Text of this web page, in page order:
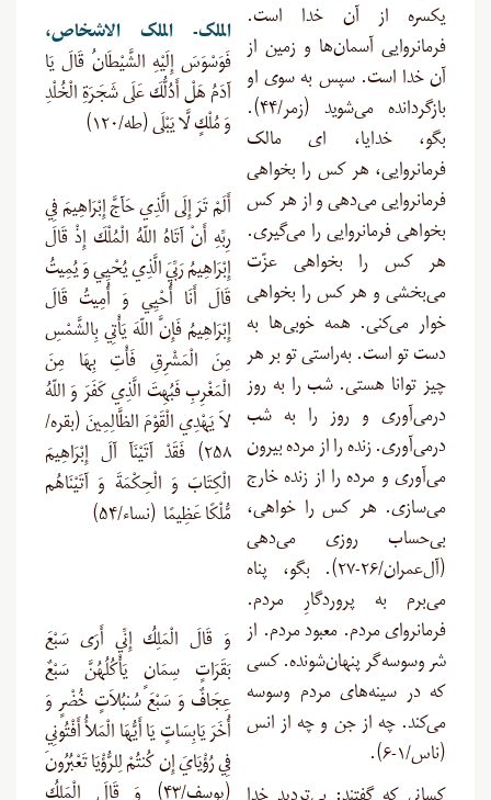
یکسره از آن خدا است.
فرمانروایی آسمان‌ها و زمین از
آن خدا است. سپس به سوی او
بازگردانده می‌شوید (زمر/۴۴).
بگو، خدایا، ای مالک
فرمانروایی، هر کس را بخواهی
فرمانروایی می‌دهی و از هر کس
بخواهی فرمانروایی را می‌گیری.
هر کس را بخواهی عزّت
می‌بخشی و هر کس را بخواهی
خوار می‌کنی. همه خوبی‌ها به
دست تو است. به‌راستی تو بر هر
چیز توانا هستی. شب را به روز
درمی‌آوری و روز را به شب
درمی‌آوری. زنده را از مرده بیرون
می‌آوری و مرده را از زنده خارج
می‌سازی. هر کس را خواهی،
بی‌حساب روزی می‌دهی
(آل‌عمران/۲۶-۲۷). بگو، پناه
می‌برم به پروردگارِ مردم.
فرمانروای مردم. معبود مردم. از
شر وسوسه‌گر پنهان‌شونده. کسی
که در سینه‌های مردم وسوسه
می‌کند. چه از جن و چه از انس
(ناس/۱-۶
).
الملک- الملک الاشخاص،
فَوَسْوَسَ إِلَيْهِ الشَّيْطَانُ قَالَ يَا
آدَمُ هَلْ أَدُلُّكَ عَلَى شَجَرَةِ الْخُلْدِ
وَ مُلْكٍ لَّا يَبْلَى (طه/۱۲۰)
أَلَمْ تَرَ إِلَى الَّذِي حَآجَّ إِبْرَاهِيمَ فِي
رِبِّهِ أَنْ آتَاهُ اللّهُ الْمُلْكَ إِذْ قَالَ
إِبْرَاهِيمُ رَبِّيَ الَّذِي يُحْيِي وَ يُمِيتُ
قَالَ أَنَا أُحْيِي وَ أُمِيتُ قَالَ
إِبْرَاهِيمُ فَإِنَّ اللّهَ يَأْتِي بِالشَّمْسِ
مِنَ الْمَشْرِقِ فَأْتِ بِهَا مِنَ
الْمَغْرِبِ فَبُهِتَ الَّذِي كَفَرَ وَ اللّهُ
لاَ يَهْدِي الْقَوْمَ الظَّالِمِينَ (بقره/
۲۵۸) فَقَدْ آتَيْنَآ آلَ إِبْرَاهِيمَ
الْكِتَابَ وَ الْحِكْمَةَ وَ آتَيْنَاهُم
مُّلْكًا عَظِيمًا (نساء/۵۴)
وَ قَالَ الْمَلِكُ إِنِّي أَرَى سَبْعَ
بَقَرَاتٍ سِمَانٍ يَأْكُلُهُنَّ سَبْعٌ
عِجَافٌ وَ سَبْعَ سُنبُلاَتٍ خُضْرٍ وَ
أُخَرَ يَابِسَاتٍ يَا أَيُّهَا الْمَلأُ أَفْتُونِي
فِي رُؤْيَايَ إِن كُنتُمْ لِلرُّؤْيَا تَعْبُرُونَ